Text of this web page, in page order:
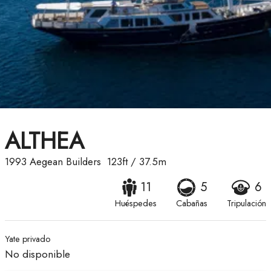
ALTHEA
1993 Aegean Builders 123ft/ 37.5m
11
Huéspedes
5
Cabañas
6
Tripulación
Yate privado
No disponible